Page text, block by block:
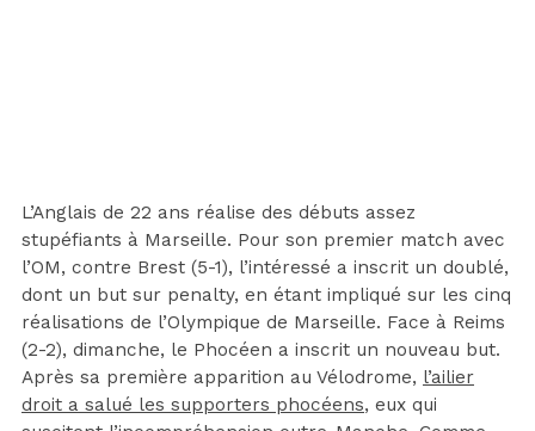
L’Anglais de 22 ans réalise des débuts assez
stupéfiants à Marseille. Pour son premier match avec
l’OM, contre Brest (5-1), l’intéressé a inscrit un doublé,
dont un but sur penalty, en étant impliqué sur les cinq
réalisations de l’Olympique de Marseille. Face à Reims
(2-2), dimanche, le Phocéen a inscrit un nouveau but.
Après sa première apparition au Vélodrome, l’ailier
droit a salué les supporters phocéens, eux qui